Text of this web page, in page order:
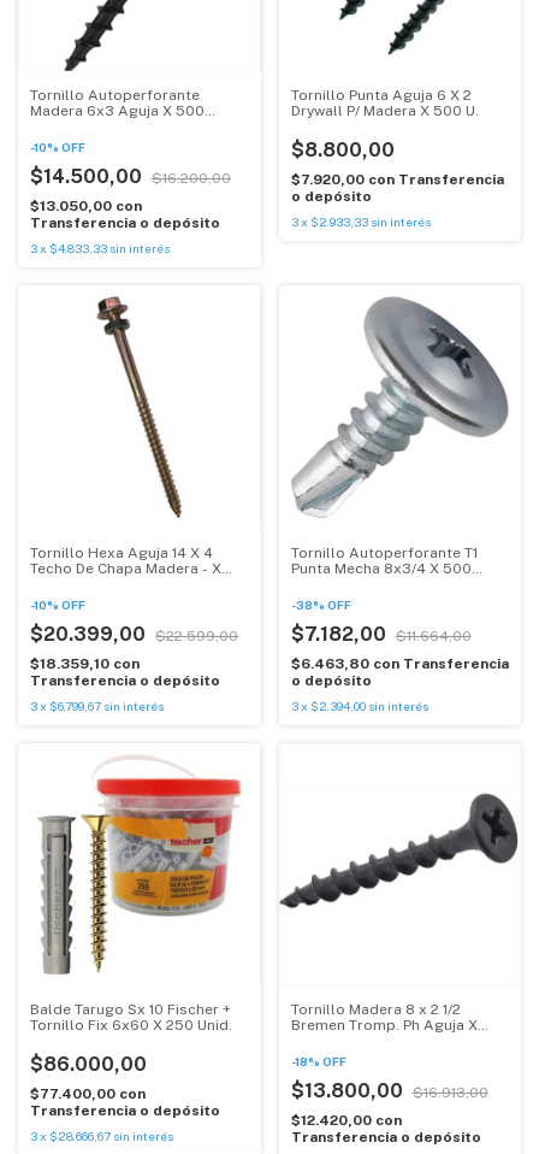
Tornillo Autoperforante
Madera 6x3 Aguja X 500
-10% OFF
$14.500,00
$16.200,00
$13.050,00 con
Transferencia o depósito
3x $4.833,33 sin interés
Tornillo Punta Aguja 6 X 2
Drywall P/ Madera X 500 U.
$8.800,00
$7.920,00 con Transferencia
o depósito
3 x $2.933,33 sin interés
Tornillo Hexa Aguja 14 X 4
Techo De Chapa Madera - X
-10% OFF
$20.399,00
$22.599,00
$18.359,10 con
Transferencia o depósito
3x $6.799,67 sin interés
Tornillo Autoperforante T1
Punta Mecha 8x3/4 X 500
-38% OFF
$7.182,00
$11.664,00
$6.463,80 con Transferencia
o depósito
3 x $2.394,00 sin interés
Balde Tarugo Sx 10 Fischer +
Tornillo Fix 6x60 X 250 Unid.
$86.000,00
$77.400,00 con
Transferencia o depósito
3x $28.666,67 sin interés
Tornillo Madera 8 x 2 1/2
Bremen Tromp. Ph Aguja X
-18% OFF
$13.800,00
$16.913,00
$12.420,00 con
Transferencia o depósito